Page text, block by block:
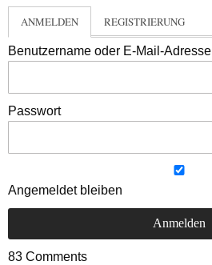
ANMELDEN REGISTRIERUNG
Benutzername oder E-Mail-Adresse
Passwort
Angemeldet bleiben
83 Comments